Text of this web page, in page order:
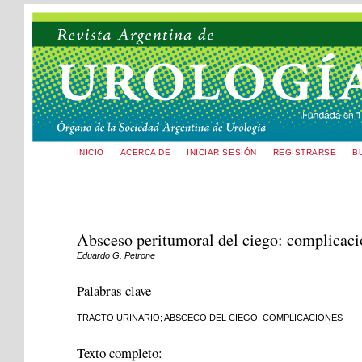
INICIO ACERCA DE INICIAR SESIÓN REGISTRARSE
Absceso peritumoral del ciego:
Eduardo G. Petrone
Palabras clave
TRACTO URINARIO; ABSCECO DEL CIEGO; COMPLICACIONES
Texto completo: